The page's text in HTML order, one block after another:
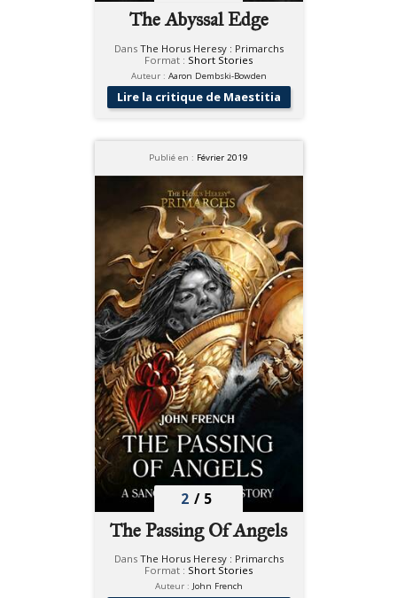
The Abyssal Edge
Dans The Horus Heresy : Primarchs
Format : Short Stories
Auteur : Aaron Dembski-Bowden
Lire la critique de Maestitia
Publié en : Février 2019
2 / 5
The Passing Of Angels
Dans The Horus Heresy : Primarchs
Format : Short Stories
Auteur : John French